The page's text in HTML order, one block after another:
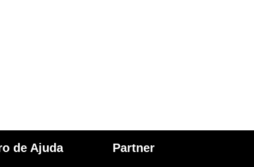
de Ajuda Partner